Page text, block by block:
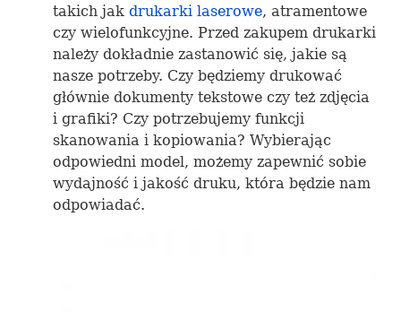
takich jak drukarki laserowe, atramentowe
czy wielofunkcyjne. Przed zakupem drukarki
należy dokładnie zastanowić się, jakie są
nasze potrzeby. Czy będziemy drukować
głównie dokumenty tekstowe czy też zdjęcia
i grafiki? Czy potrzebujemy funkcji
skanowania i kopiowania? Wybierając
odpowiedni model, możemy zapewnić sobie
wydajność i jakość druku, która będzie nam
odpowiadać.